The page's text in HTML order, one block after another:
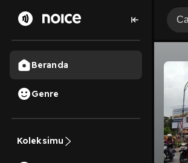
Beranda
Genre
Koleksimu